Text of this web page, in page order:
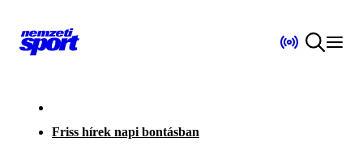
Friss hírek napi bontásban